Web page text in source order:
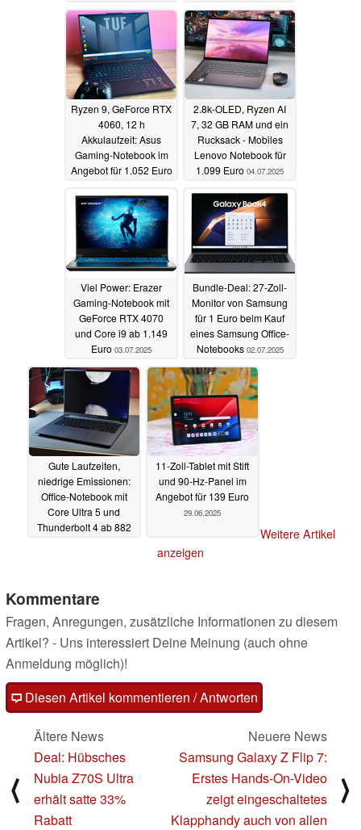
Ryzen 9, GeForce RTX
4060, 12 h
Akkulaufzeit: Asus
Gaming-Notebook im
Angebot für 1.052 Euro
2.8k-OLED, Ryzen AI
7, 32 GB RAM und ein
Rucksack - Mobiles
Lenovo Notebook für
1.099 Euro 04.07.2025
Viel Power: Erazer
Gaming-Notebook mit
GeForce RTX 4070
und Core i9 ab 1.149
Euro 03.07.2025
Bundle-Deal: 27-Zoll-
Monitor von Samsung
für 1 Euro beim Kauf
eines Samsung Office-
Notebooks 02.07.2025
Gute Laufzeiten,
niedrige Emissionen:
Office-Notebook mit
Core Ultra 5 und
Thunderbolt 4 ab 882
11-Zoll-Tablet mit Stift
und 90-Hz-Panel im
Angebot für 139 Euro
29.06.2025
Weitere Artikel
anzeigen
Kommentare
Fragen, Anregungen, zusätzliche Informationen zu diesem
Artikel? - Uns interessiert Deine Meinung (auch ohne
Anmeldung möglich)!
Diesen Artikel kommentieren / Antworten
⟨
Ältere News
Deal: Hübsches
Nubia Z70S Ultra
erhält satte 33%
Rabatt
Neuere News
Samsung Galaxy Z Flip 7:
Erstes Hands-On-Video
zeigt eingeschaltetes
Klapphandy auch von allen
⟩